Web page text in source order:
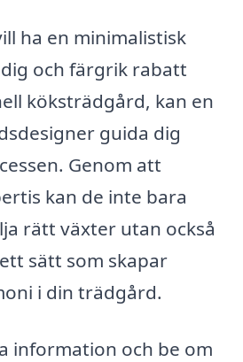
ha en minimalistisk
och färgrik rabatt
köksträdgård, kan en
guida dig
Genom att
kan de inte bara
rätt växter utan också
sätt som skapar
i din trädgård.
information och be om